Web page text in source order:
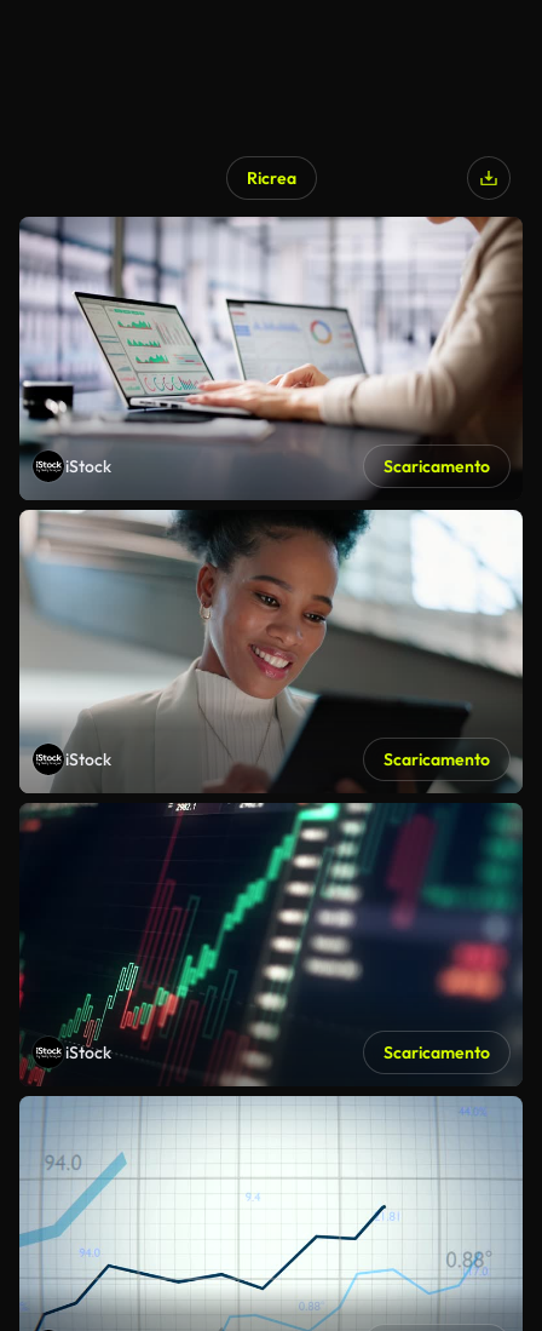
Ricrea
iStock Scaricamento
iStock Scaricamento
iStock Scaricamento